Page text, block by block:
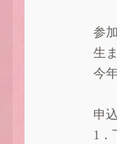
参
生
今
申
1．